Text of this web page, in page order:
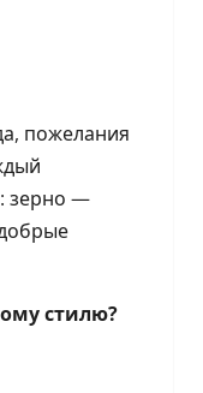
пожелания
зерно —
стилю?